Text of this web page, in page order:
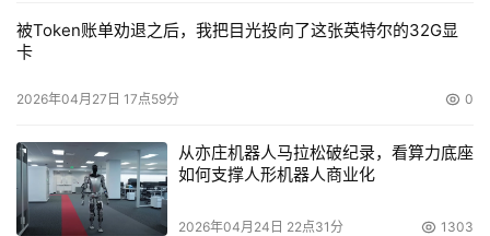
现在我们看到这张图是打造新一代的数据中心，我们有很多
须要提高数据中心的使用效率，提高我们对数据中心的管
要的。不仅仅对于中国非常重要，节能对于整个世界也是非
常重要的。因为我们现在得到能源是越来越困难了。在刚才
一个讲演者提到在耗能方面投入了大量的资金，这是非常重
被Token账单劝退之后，我把目光投向了这张英特尔的32G显
卡
2026年04月27日 17点59分 0
从亦庄机器人马拉松破纪录，看算力底座
如何支撑人形机器人商业化
2026年04月24日 22点31分 1303